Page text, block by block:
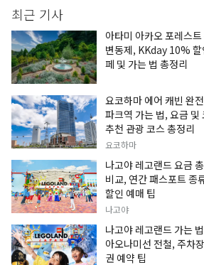
최근 기사
아타미 아카오 포레스
변동제, KKday 10% 할
페 및 가는 법 총정리
요코하마 에어 캐빈 완
파크역 가는 법, 요금 및
추천 관광 코스 총정리
요코하마
나고야 레고랜드 요금
비교, 연간 패스포트 종
할인 예매 팁
나고야
나고야 레고랜드 가는
아오나미선 전철, 주차
권 예약 팁